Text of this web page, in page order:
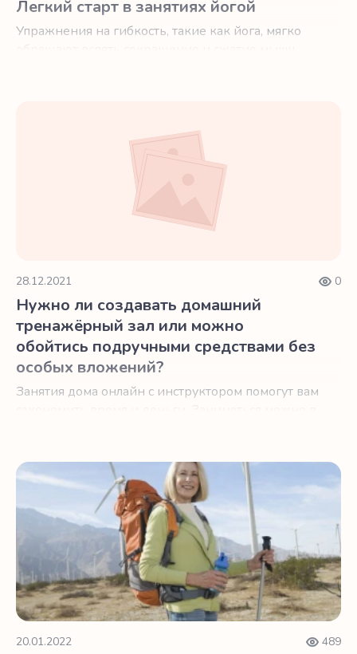
Легкий старт в занятиях йогой
Упражнения на гибкость, такие как йога, мягко
28.12.2021 0
Нужно ли создавать домашний
тренажёрный зал или можно
обойтись подручными средствами без
особых вложений?
Занятия дома онлайн с инструктором помогут вам
Простые шаги, чтобы снизить риск развития рака
20.01.2022 489